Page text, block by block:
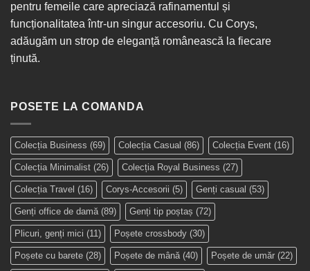
pentru femeile care apreciază rafinamentul și
funcționalitatea într-un singur accesoriu. Cu Corys,
adăugăm un strop de eleganță românească la fiecare
ținută.
POSETE LA COMANDA
Colecția Business (69) Colecția Casual (86) Colecția Event (16)
Colecția Minimalist (26) Colecția Royal Business (27)
Colecția Travel (16) Corys-Accesorii (5) Genți casual (53)
Genți office de damă (89) Genți tip poștaș (72)
Plicuri, genți mici (11) Poșete crossbody (30)
Poșete cu barete (28) Poșete de mână (40) Poșete de umăr (22)